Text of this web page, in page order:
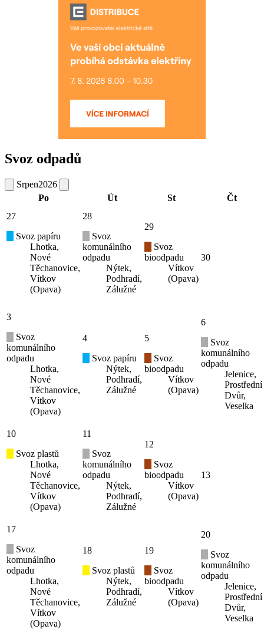
Svoz odpadů
Srpen2026
Po
Út St
Čt
27
Svoz papíru
Lhotka,
Nové
Těchanovice,
Vítkov
(Opava)
28
Svoz
komunálního
odpadu
Nýtek,
Podhradí,
Zálužné
29
Svoz
bioodpadu
Vítkov
(Opava)
30
3
Svoz
komunálního
odpadu
Lhotka,
Nové
Těchanovice,
Vítkov
(Opava)
4
Svoz papíru
Nýtek,
Podhradí,
Zálužné
5
Svoz
bioodpadu
Vítkov
(Opava)
6
Svoz
komunálního
odpadu
Jelenice,
Prostřední
Dvůr,
Veselka
10
Svoz plastů
Lhotka,
Nové
Těchanovice,
Vítkov
(Opava)
11
Svoz
komunálního
odpadu
Nýtek,
Podhradí,
Zálužné
12
Svoz
bioodpadu
Vítkov
(Opava)
13
17
Svoz
komunálního
odpadu
Lhotka,
Nové
Těchanovice,
Vítkov
(Opava)
18
Svoz plastů
Nýtek,
Podhradí,
Zálužné
19
Svoz
bioodpadu
Vítkov
(Opava)
20
Svoz
komunálního
odpadu
Jelenice,
Prostřední
Dvůr,
Veselka